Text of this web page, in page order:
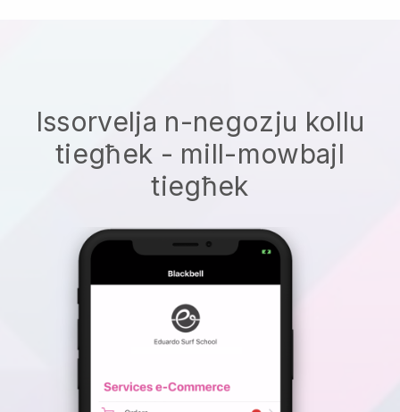
Issorvelja n-negozju kollu
tiegħek - mill-mowbajl
tiegħek